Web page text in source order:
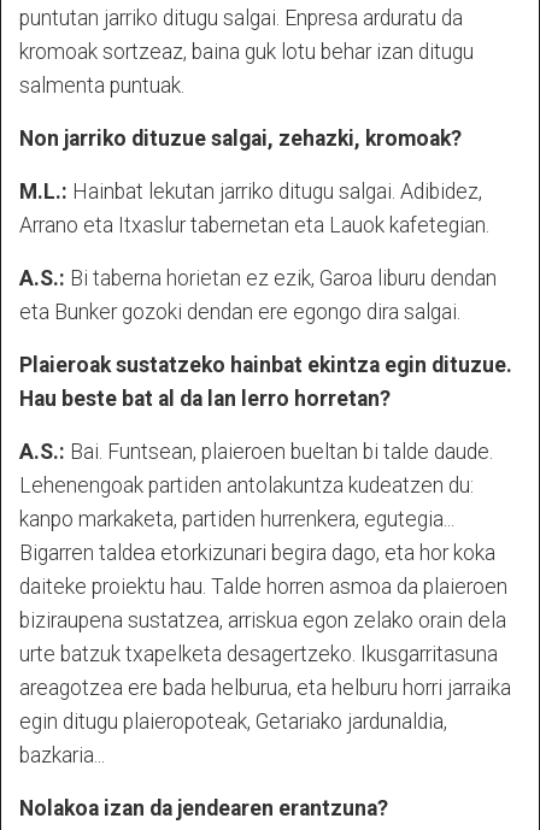
puntutan jarriko ditugu salgai. Enpresa arduratu da
kromoak sortzeaz, baina guk lotu behar izan ditugu
salmenta puntuak.
Non jarriko dituzue salgai, zehazki, kromoak?
M.L.: Hainbat lekutan jarriko ditugu salgai. Adibidez,
Arrano eta Itxaslur tabernetan eta Lauok kafetegian.
A.S.: Bi taberna horietan ez ezik, Garoa liburu dendan
eta Bunker gozoki dendan ere egongo dira salgai.
Plaieroak sustatzeko hainbat ekintza egin dituzue.
Hau beste bat al da lan lerro horretan?
A.S.: Bai. Funtsean, plaieroen bueltan bi talde daude.
Lehenengoak partiden antolakuntza kudeatzen du:
kanpo markaketa, partiden hurrenkera, egutegia...
Bigarren taldea etorkizunari begira dago, eta hor koka
daiteke proiektu hau. Talde horren asmoa da plaieroen
biziraupena sustatzea, arriskua egon zelako orain dela
urte batzuk txapelketa desagertzeko. Ikusgarritasuna
areagotzea ere bada helburua, eta helburu horri jarraika
egin ditugu plaieropoteak, Getariako jardunaldia,
bazkaria...
Nolakoa izan da jendearen erantzuna?